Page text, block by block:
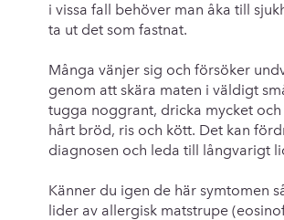
i vissa fall behöver man åka till
ta ut det som fastnat.
Många vänjer sig och försöker
genom att skära maten i väldigt
tugga noggrant, dricka mycket och
hårt bröd, ris och kött. Det kan
diagnosen och leda till långvarigt
Känner du igen de här symtomen
lider av allergisk matstrupe